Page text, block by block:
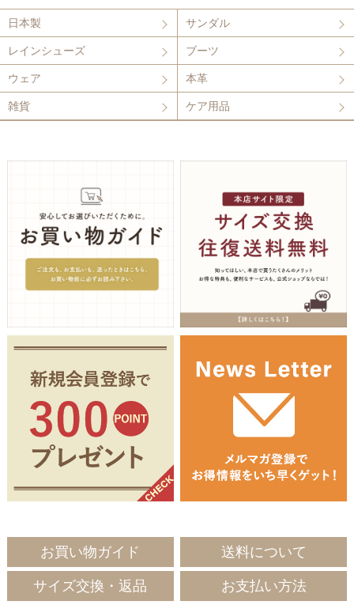
日本製 サンダル
レインシューズ ブーツ
ウェア 本革
雑貨 ケア用品
お買い物ガイド 送料について
サイズ交換・返品 お支払い方法